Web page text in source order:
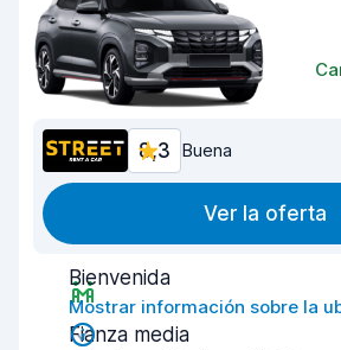
8,3 Buena
Ver la oferta
Bienvenida
Mostrar información sobre la
Fianza media